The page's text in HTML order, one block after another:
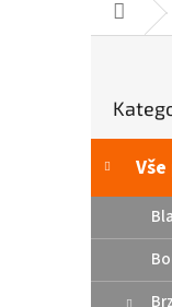
Domů
r
n
í
a